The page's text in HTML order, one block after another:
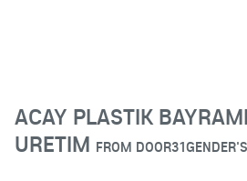
ACAY PLASTIK
URETIM FROM